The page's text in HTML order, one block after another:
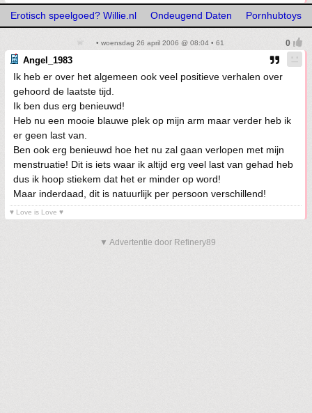
Erotisch speelgoed? Willie.nl Ondeugend Daten Pornhubtoys
• woensdag 26 april 2006 @ 08:04 • 61
Angel_1983
Ik heb er over het algemeen ook veel positieve verhalen over
gehoord de laatste tijd.
Ik ben dus erg benieuwd!
Heb nu een mooie blauwe plek op mijn arm maar verder heb ik
er geen last van.
Ben ook erg benieuwd hoe het nu zal gaan verlopen met mijn
menstruatie! Dit is iets waar ik altijd erg veel last van gehad heb
dus ik hoop stiekem dat het er minder op word!
Maar inderdaad, dit is natuurlijk per persoon verschillend!
♥ Love is Love ♥
▼ Advertentie door Refinery89